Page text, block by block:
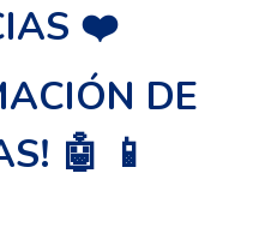
❤️
DE
🤖 📱